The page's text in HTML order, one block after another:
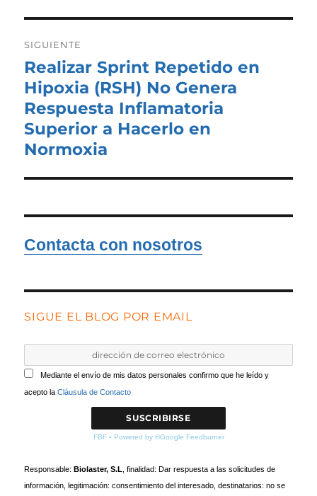
SIGUIENTE
Entrada
siguiente:
Realizar Sprint Repetido en
Hipoxia (RSH) No Genera
Respuesta Inflamatoria
Superior a Hacerlo en
Normoxia
Contacta con nosotros
SIGUE EL BLOG POR EMAIL
Mediante el envío de mis datos personales confirmo que he leído y
acepto laCláusula de Contacto
FBF▪ Powered by ®Google Feedburner
Responsable: Biolaster, S.L , finalidad: Dar respuesta a las solicitudes de
información, legitimación: consentimiento del interesado, destinatarios: no se